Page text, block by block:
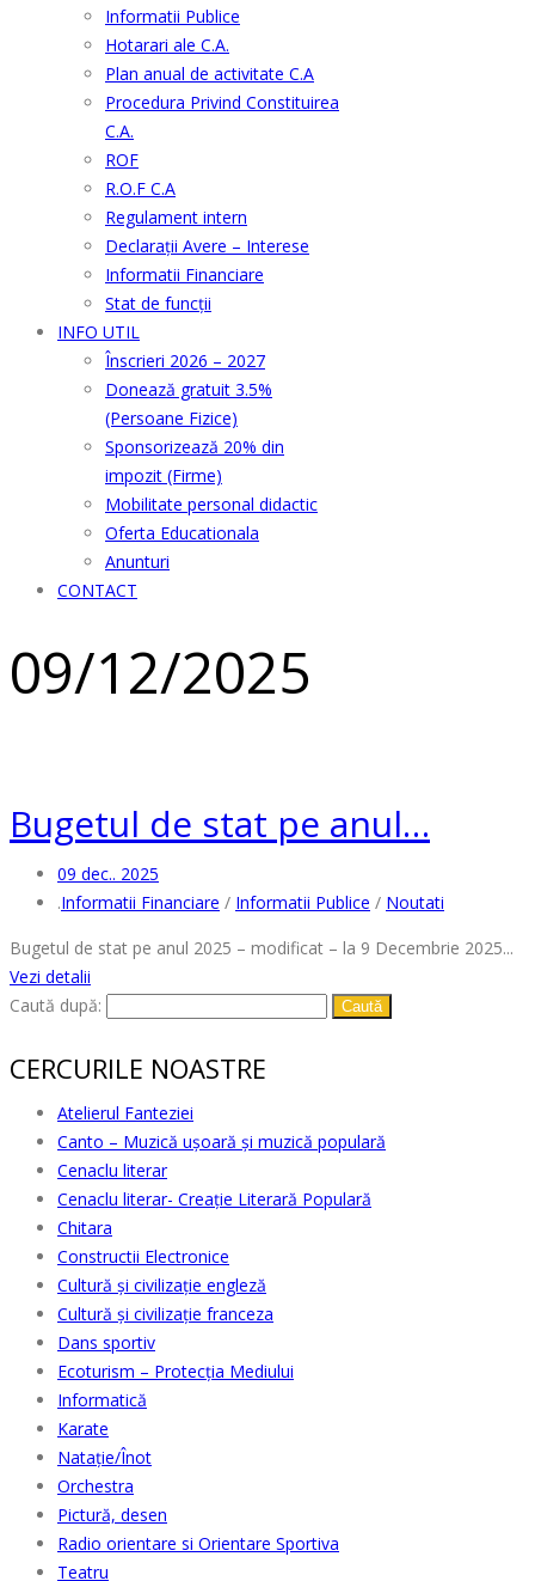
Informatii Publice
Hotarari ale C.A.
Plan anual de activitate C.A
Procedura Privind Constituirea
C.A.
ROF
R.O.F C.A
Regulament intern
Declarații Avere – Interese
Informatii Financiare
Stat de funcții
INFO UTIL
Înscrieri 2026 – 2027
Donează gratuit 3.5%
(Persoane Fizice)
Sponsorizează 20% din
impozit (Firme)
Mobilitate personal didactic
Oferta Educationala
Anunturi
CONTACT
09/12/2025
Bugetul de stat pe anul…
09 dec.. 2025
.Informatii Financiare / Informatii Publice / Noutati
Bugetul de stat pe anul 2025 – modificat – la 9 Decembrie 2025...
Vezi detalii
Caută după:
CERCURILE NOASTRE
Atelierul Fanteziei
Canto – Muzică ușoară și muzică populară
Cenaclu literar
Cenaclu literar- Creație Literară Populară
Chitara
Constructii Electronice
Cultură şi civilizaţie engleză
Cultură şi civilizaţie franceza
Dans sportiv
Ecoturism – Protecția Mediului
Informatică
Karate
Natație/Înot
Orchestra
Pictură, desen
Radio orientare si Orientare Sportiva
Teatru